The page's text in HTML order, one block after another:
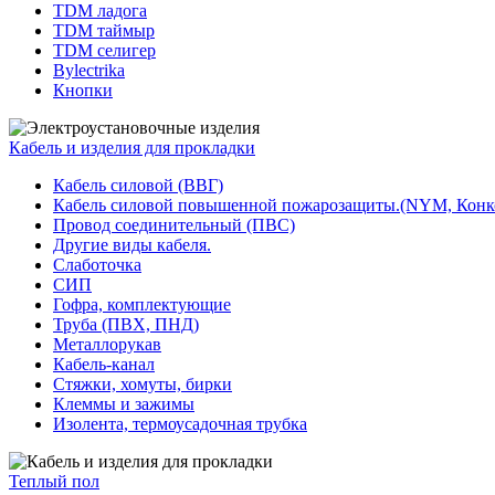
TDM ладога
TDM таймыр
TDM селигер
Bylectrika
Кнопки
Кабель и изделия для прокладки
Кабель силовой (ВВГ)
Кабель силовой повышенной пожарозащиты.(NYM,
Провод соединительный (ПВС)
Другие виды кабеля.
Слаботочка
СИП
Гофра, комплектующие
Труба (ПВХ, ПНД)
Металлорукав
Кабель-канал
Стяжки, хомуты, бирки
Клеммы и зажимы
Изолента, термоусадочная трубка
Теплый пол